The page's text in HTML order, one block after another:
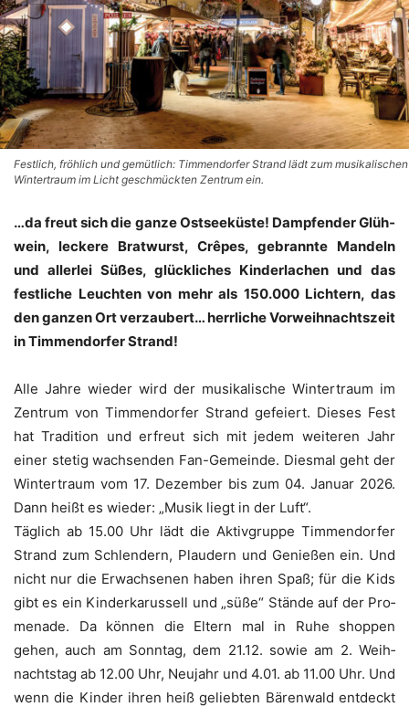
Festlich, fröhlich und gemütlich: Timmendorfer Strand lädt zum musikalischen
Wintertraum im Licht geschmückten Zentrum ein.
…da freut sich die gan­ze Ost­see­küs­te! Damp­fen­der Glüh­
wein, lecke­re Brat­wurst, Crê­pes, gebrann­te Man­deln
und ­aller­lei Süßes, glück­li­ches Kin­der­la­chen und das
fest­li­che Leuch­ten von mehr als 150.000 Lich­tern, das
den gan­zen Ort ver­zau­bert… herr­li­che Vor­weih­nachts­zeit
in Tim­men­dor­fer Strand!
Alle Jah­re wie­der wird der musi­ka­li­sche Win­ter­traum im
Zen­trum von Tim­men­dor­fer Strand gefei­ert. Die­ses Fest
hat Tra­di­ti­on und erfreut sich mit jedem wei­te­ren Jahr
einer ste­tig wach­sen­den Fan-Gemein­de. Dies­mal geht der
Win­ter­traum vom 17. Dezem­ber bis zum 04. Janu­ar 2026.
Dann heißt es wie­der: „Musik liegt in der Luft“.
Täg­lich ab 15.00 Uhr lädt die Aktiv­grup­pe Tim­men­dor­fer
Strand zum Schlen­dern, Plau­dern und Genie­ßen ein. Und
nicht nur die Erwach­se­nen haben ihren Spaß; für die Kids
gibt es ein Kin­der­ka­rus­sell und „süße“ Stän­de auf der Pro­
me­na­de. Da kön­nen die Eltern mal in Ruhe shop­pen
gehen, auch am Sonn­tag, dem 21.12. sowie am 2. Weih­
nachts­tag ab 12.00 Uhr, Neu­jahr und 4.01. ab 11.00 Uhr. Und
wenn die Kin­der ihren heiß gelieb­ten Bären­wald ent­deckt